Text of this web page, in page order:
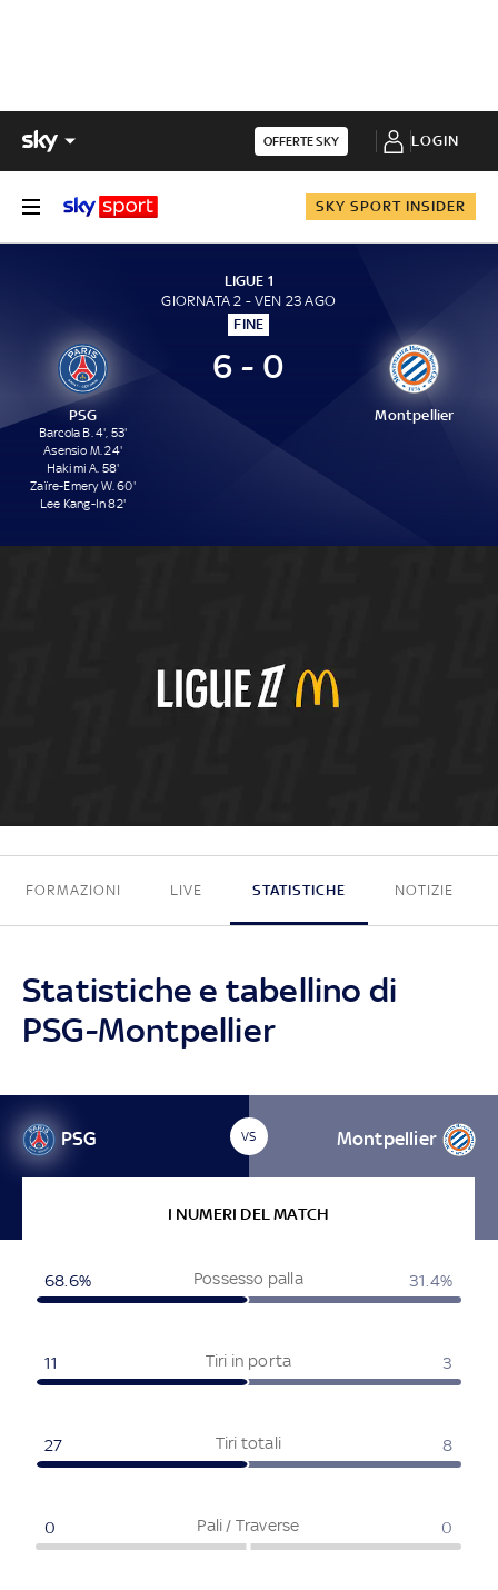
OFFERTE SKY LOGIN
SKY SPORT INSIDER
LIGUE 1
GIORNATA 2 - VEN 23 AGO
FINE
PSG
Barcola B. 4', 53'
Asensio M. 24'
Hakimi A. 58'
Zaïre-Emery W. 60'
Lee Kang-In 82'
6 - 0
Montpellier
6 - 0
FORMAZIONI LIVE STATISTICHE NOTIZIE
Statistiche e tabellino di
PSG-Montpellier
PSG VS Montpellier
I NUMERI DEL MATCH
Possesso palla
68.6% 31.4%
Tiri in porta
11 3
Tiri totali
27 8
Pali / Traverse
0 0